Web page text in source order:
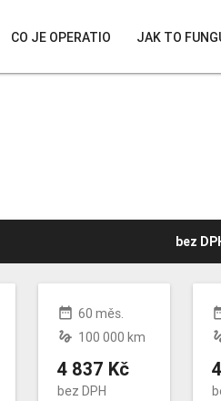
CO JE OPERATIO JAK TO
bez
date_range 60 měs.
gesture 100 000 km
4 837 Kč
bez DPH